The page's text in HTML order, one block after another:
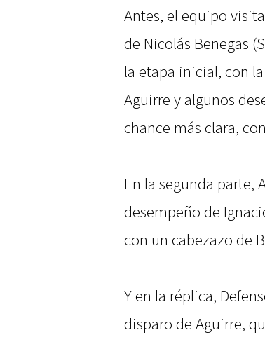
Antes, el equipo
de Nicolás Benegas
la etapa inicial, con
Aguirre y algunos
chance más clara,
En la segunda parte,
desempeño de
con un cabezazo de
Y en la réplica,
disparo de Aguirre,